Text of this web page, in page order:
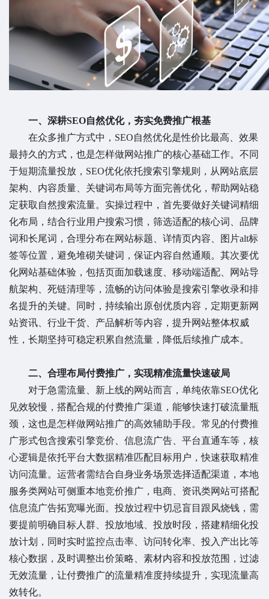
一、深耕SEO自然优化，夯实免费推广根基
在众多推广方式中，SEO自然优化是性价比最高、效果
最持久的方式，也是怎样做网站推广的核心基础工作。不同
于短期流量投放，SEO优化依托搜索引擎规则，从网站底层
架构、内容质量、关键词布局等方面完善优化，帮助网站稳
定获取自然搜索流量。实操过程中，首先要做好关键词精细
化布局，结合行业用户搜索习惯，筛选适配的核心词、品牌
词和长尾词，合理分布在网站标题、详情页内容、图片alt标
签等位置，避免堆砌关键词，保证内容自然通顺。其次要优
化网站基础体验，包括页面加载速度、移动端适配、网站导
航架构、死链清理等，流畅的访问体验是搜索引擎收录和排
名提升的关键。同时，持续输出原创优质内容，定期更新网
站资讯、行业干货、产品解析等内容，提升网站整体权威
性，长期坚持可稳定积累自然流量，降低后续推广成本。
二、合理布局付费推广，实现精准流量快速破局
对于急需流量、新上线的网站而言，单纯依靠SEO优化
见效较慢，搭配合规的付费推广渠道，能够快速打破流量瓶
颈，这也是怎样做网站推广的高效辅助手段。常见的付费推
广形式包含搜索引擎竞价、信息流广告、平台直通车等，核
心逻辑是依托平台大数据精准匹配目标用户，快速获取精准
访问流量。运营者需结合自身业务场景选择适配渠道，本地
服务类网站可侧重本地竞价推广，电商、资讯类网站可搭配
信息流广告拓宽曝光面。投放过程中切忌盲目跟风烧钱，需
要提前明确目标人群、投放地域、投放时段，搭建精细化投
放计划，同时实时监控点击率、访问转化率、投入产出比等
核心数据，及时调整出价策略、素材内容和投放范围，过滤
无效流量，让付费推广的流量精准度持续提升，实现流量高
效转化。